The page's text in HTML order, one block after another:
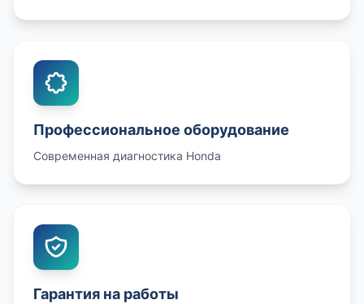
Профессиональное оборудование
Современная диагностика Honda
Гарантия на работы